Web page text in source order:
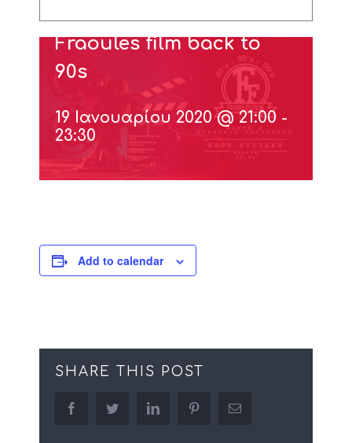
Fraoules film back to
90s
19 Ιανουαρίου 2020 @ 21:00 -
23:30
Add to calendar
SHARE THIS POST
facebooktwitter linkedin pinterestEmail